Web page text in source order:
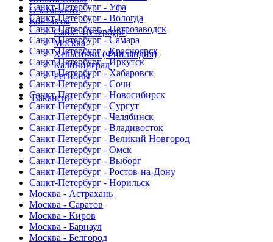
О компании
Контакты
Санкт-Петербург
Москва
Хельсинки (Финляндия)
Калининград
Регионы
Вакансии
Санкт-Петербург - Уфа
Санкт-Петербург - Вологда
Санкт-Петербург - Петрозаводск
Санкт-Петербург - Самара
Санкт-Петербург - Красноярск
Санкт-Петербург - Иркутск
Санкт-Петербург - Хабаровск
Санкт-Петербург - Сочи
Санкт-Петербург - Новосибирск
Санкт-Петербург - Сургут
Санкт-Петербург - Челябинск
Санкт-Петербург - Владивосток
Санкт-Петербург - Великий Новгород
Санкт-Петербург - Омск
Санкт-Петербург - Выборг
Санкт-Петербург - Ростов-на-Дону
Санкт-Петербург - Норильск
Москва - Астрахань
Москва - Саратов
Москва - Киров
Москва - Барнаул
Москва - Белгород